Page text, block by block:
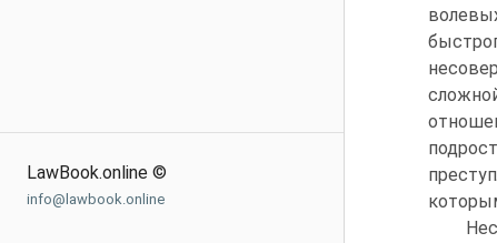
LawBook.online ©
info@lawbook.online